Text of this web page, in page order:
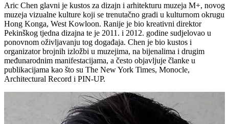
Aric Chen glavni je kustos za dizajn i arhitekturu muzeja M+, novog
muzeja vizualne kulture koji se trenutačno gradi u kulturnom okrugu
Hong Konga, West Kowloon. Ranije je bio kreativni direktor
Pekinškog tjedna dizajna te je 2011. i 2012. godine sudjelovao u
ponovnom oživljavanju tog događaja. Chen je bio kustos i
organizator brojnih izložbi u muzejima, na bijenalima i drugim
međunarodnim manifestacijama, a često objavljuje članke u
publikacijama kao što su The New York Times, Monocle,
Architectural Record i PIN-UP.